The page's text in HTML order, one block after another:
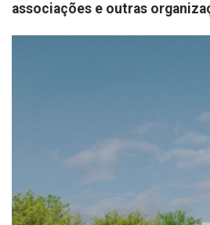
associações e outras